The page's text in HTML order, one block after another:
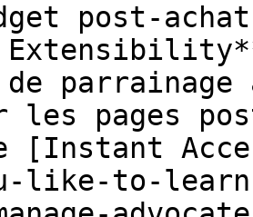
post-
parrainage
les pages
[Instant
like-to-